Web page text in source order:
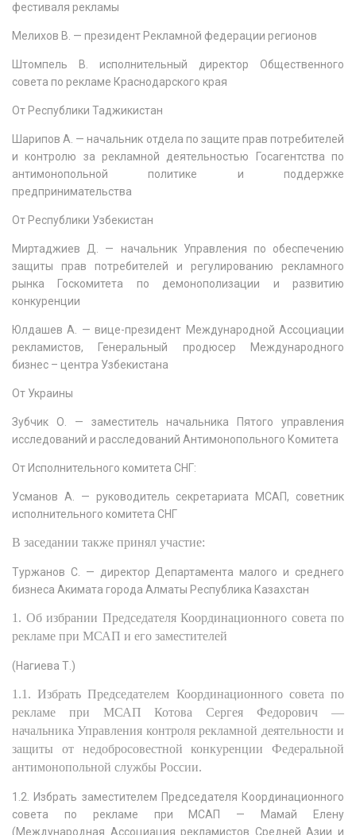
фестиваля рекламы
Мелихов В. — президент Рекламной федерации регионов
Штомпель В. исполнительный директор Общественного
совета по рекламе Краснодарского края
От Республики Таджикистан
Шарипов А. — начальник отдела по защите прав потребителей
и контролю за рекламной деятельностью Госагентства по
антимонопольной политике и поддержке
предпринимательства
От Республики Узбекистан
Миртаджиев Д. — начальник Управления по обеспечению
защиты прав потребителей и регулированию рекламного
рынка Госкомитета по демонополизации и развитию
конкуренции
Юлдашев А. — вице-президент Международной Ассоциации
рекламистов, Генеральный продюсер Международного
бизнес – центра Узбекистана
От Украины
Зубчик О. — заместитель начальника Пятого управления
исследований и расследований Антимонопольного Комитета
От Исполнительного комитета СНГ:
Усманов А. — руководитель секретариата МСАП, советник
исполнительного комитета СНГ
В заседании также принял участие:
Туржанов С. — директор Департамента малого и среднего
бизнеса Акимата города Алматы Республика Казахстан
1. Об избрании Председателя Координационного совета по
рекламе при МСАП и его заместителей
(Нагиева Т.)
1.1. Избрать Председателем Координационного совета по
рекламе при МСАП Котова Сергея Федорович —
начальника Управления контроля рекламной деятельности и
защиты от недобросовестной конкуренции Федеральной
антимонопольной службы России.
1.2. Избрать заместителем Председателя Координационного
совета по рекламе при МСАП — Мамай Елену
(Международная Ассоциация рекламистов Средней Азии и